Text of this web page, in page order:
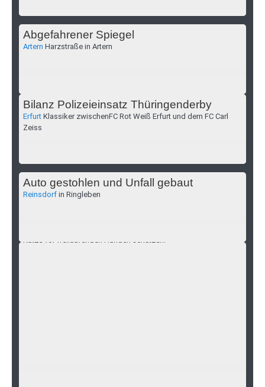
Abgefahrener Spiegel
Artern Harzstraße in Artern
Bilanz Polizeieinsatz Thüringenderby
Erfurt Klassiker zwischenFC Rot Weiß Erfurt und dem FC Carl
Zeiss
Auto gestohlen und Unfall gebaut
Reinsdorf in Ringleben
Katze vor freilaufenden Hunden schützen.